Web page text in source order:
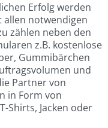
Erfolg werden
notwendigen
zählen neben den
z.B. kostenlose
Gummibärchen
und
Partner von
in Form von
Shirts, Jacken oder